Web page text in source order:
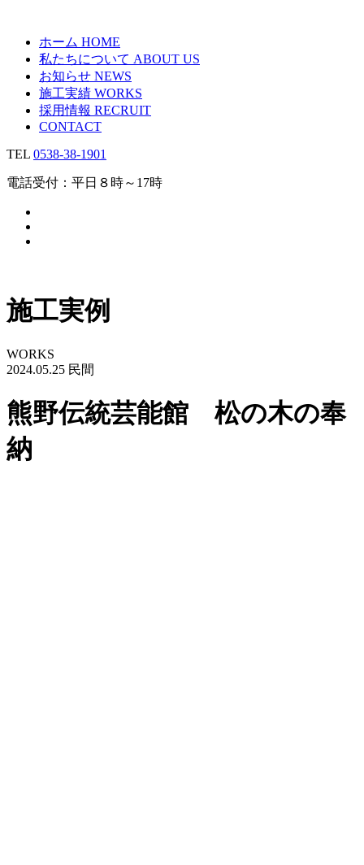
ホーム HOME
私たちについて ABOUT US
お知らせ NEWS
施工実績 WORKS
採用情報 RECRUIT
CONTACT
TEL 0538-38-1901
電話受付：平日８時～17時
施工実例
WORKS
2024.05.25 民間
熊野伝統芸能館 松の木の奉
納